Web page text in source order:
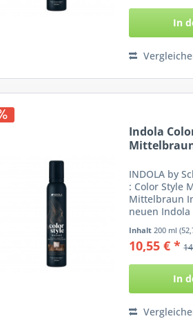
In
Indola
INDOLA by
: Color Style
Mittelbraun
neuen Indola
Schaum
Mousse als
Inhalt200 ml
10,55 € *
In